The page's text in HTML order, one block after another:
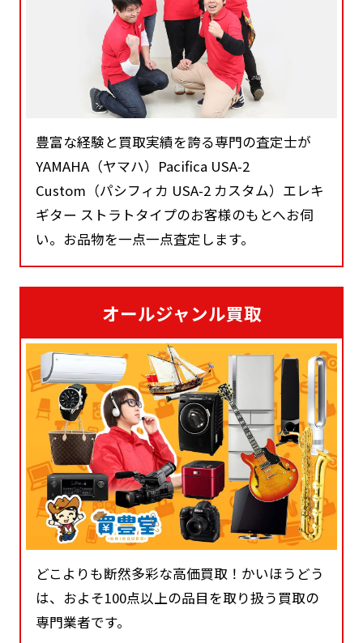
豊富な経験と買取実績を誇る専門の査定士が
YAMAHA（ヤマハ）Pacifica USA-2
Custom（パシフィカ USA-2 カスタム）エレキ
ギター ストラトタイプのお客様のもとへお伺
い。お品物を一点一点査定します。
オールジャンル買取
どこよりも断然多彩な高価買取！かいほうどう
は、およそ100点以上の品目を取り扱う買取の
専門業者です。